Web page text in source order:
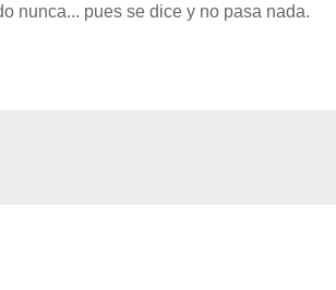
nunca... pues se dice y no pasa nada.